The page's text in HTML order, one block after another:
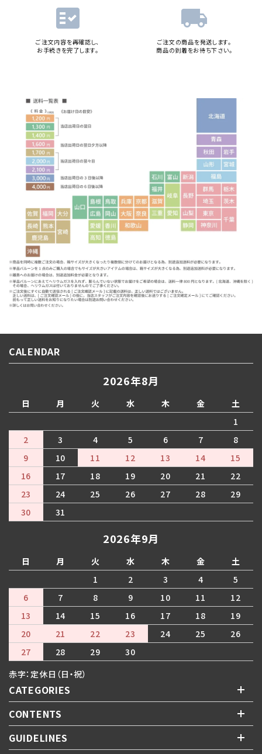
fact_check
ご注文内容を再確認し、
お手続きを完了します。
local_shipping
ご注文の商品を発送します。
商品の到着をお待ち下さい。
CALENDAR
2026年8月
日 月 火 水 木 金
土
1
2
3 4 5 6 7
8
9
10 11 12 13 14
15
16
17 18 19 20 21
22
23
24 25 26 27 28
29
30
31
2026年9月
日 月 火 水 木 金
土
1
2 3 4
5
6
7 8 9 10 11
12
13
14 15 16 17 18
19
20
21 22 23 24 25
26
27
28 29
30
赤字：定休日（日・祝）
CATEGORIES
CONTENTS
GUIDELINES